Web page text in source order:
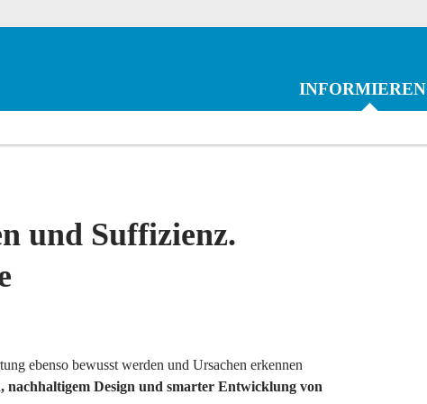
INFORMIEREN
und Suffizienz.
ebenso bewusst werden und Ursachen erkennen
nachhaltigem Design und smarter Entwicklung von